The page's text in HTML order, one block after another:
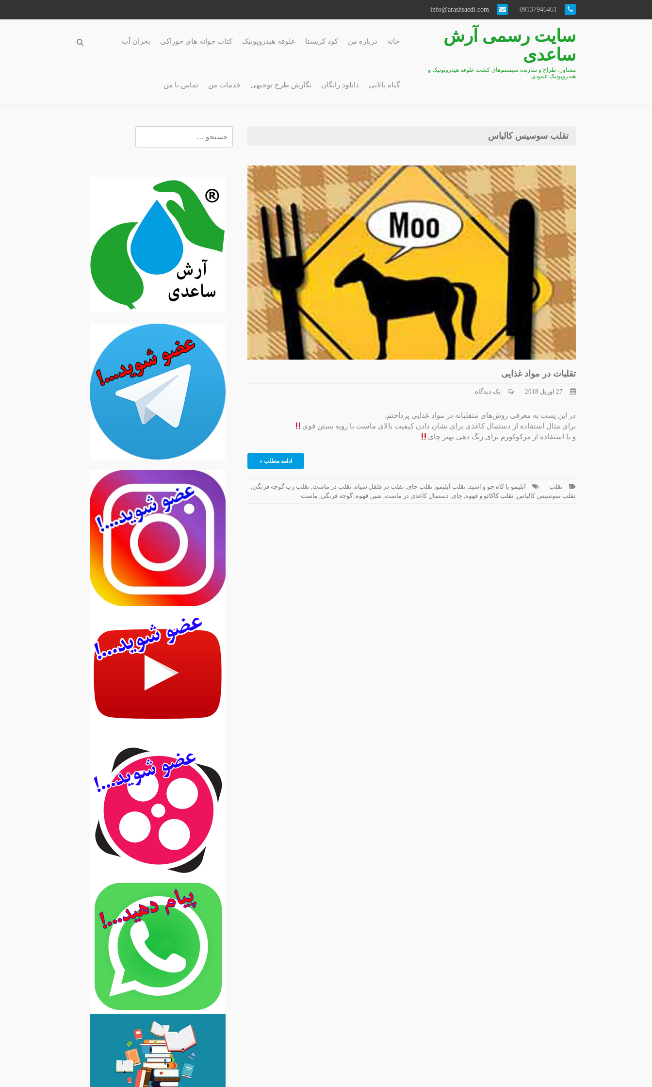
سایت رسمی آرش
ساعدی
مشاور، طراح و سازنده سیستم‌های کشت علوفه هیدروپونیک و
هیدروپونیک عمودی
خانه درباره من کود کریستا علوفه هیدروپونیک کتاب جوانه های خوراکی بحران آب
گیاه پالایی دانلود رایگان نگارش طرح توجیهی خدمات من تماس با من
تقلب سوسیس کالباس
تقلبات در مواد غذایی
27 آوریل 2018 یک دیدگاه
در این پست به معرفی روش‌های متقلبانه در مواد غذایی پرداختم.
برای مثال استفاده از دستمال کاغذی برای نشان دادن کیفیت بالای ماست با رویه بستن قوی
و یا استفاده از ﻣﺮﮐﻮﮐوﺮﻡ برای رنگ دهی بهتر چای
ادامه مطلب »
تقلب آبلیمو با کاه جو و اسید تقلب آبلیمو تقلب چای تقلب در فلفل سیاه تقلب در ماست تقلب رب گوجه فرنگی
تقلب سوسیس کالباس تقلب کاکائو و قهوه چای دستمال کاغذی در ماست شیر قهوه گوجه فرنگی ماست
برای: